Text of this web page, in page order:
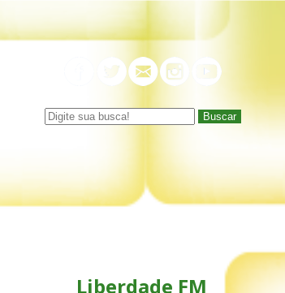
Buscar
Liberdade FM